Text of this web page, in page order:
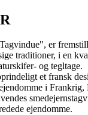
er
traditioner, i en
og tegltage.
et fransk
i
ejendomme.